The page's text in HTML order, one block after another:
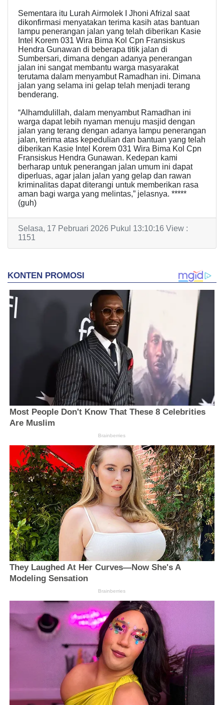
Sementara itu Lurah Airmolek I Jhoni Afrizal saat
dikonfirmasi menyatakan terima kasih atas bantuan
lampu penerangan jalan yang telah diberikan Kasie
Intel Korem 031 Wira Bima Kol Cpn Fransiskus
Hendra Gunawan di beberapa titik jalan di
Sumbersari, dimana dengan adanya penerangan
jalan ini sangat membantu warga masyarakat
terutama dalam menyambut Ramadhan ini. Dimana
jalan yang selama ini gelap telah menjadi terang
benderang.
“Alhamdulillah, dalam menyambut Ramadhan ini
warga dapat lebih nyaman menuju masjid dengan
jalan yang terang dengan adanya lampu penerangan
jalan, terima atas kepedulian dan bantuan yang telah
diberikan Kasie Intel Korem 031 Wira Bima Kol Cpn
Fransiskus Hendra Gunawan. Kedepan kami
berharap untuk penerangan jalan umum ini dapat
diperluas, agar jalan jalan yang gelap dan rawan
kriminalitas dapat diterangi untuk memberikan rasa
aman bagi warga yang melintas,” jelasnya. *****
(guh)
Selasa, 17 Pebruari 2026 Pukul 13:10:16 View :
1151